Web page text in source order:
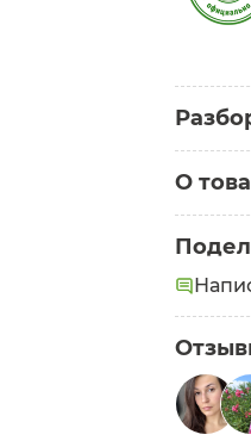
О
Состав:
Ylang-